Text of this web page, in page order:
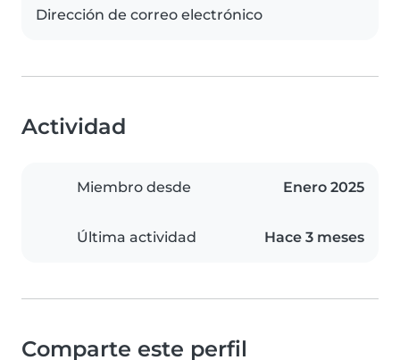
Dirección de correo electrónico
Actividad
Miembro desde Enero 2025
Última actividad Hace 3 meses
Comparte este perfil